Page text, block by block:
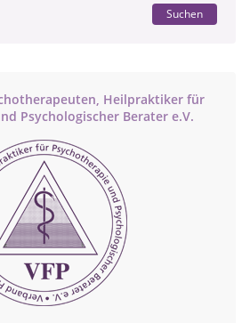
Suchen
Heilpraktiker für
Psychologischer Berater e.V.